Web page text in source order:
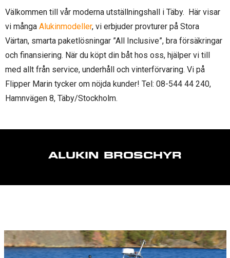
Välkommen till vår moderna utställningshall i Täby. Här visar
vi många Alukinmodeller, vi erbjuder provturer på Stora
Värtan, smarta paketlösningar ”All Inclusive”, bra försäkringar
och finansiering. När du köpt din båt hos oss, hjälper vi till
med allt från service, underhåll och vinterförvaring. Vi på
Flipper Marin tycker om nöjda kunder! Tel: 08-544 44 240,
Hamnvägen 8, Täby/Stockholm.
ALUKIN BROSCHYR